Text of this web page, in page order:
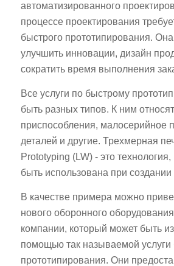
автоматизированного
процессе проектирования
быстрого прототипирования.
улучшить инновации, дизайн
сократить время выполнения
Все услуги по быстрому
быть разных типов. К ним
приспособления, малосерийное
деталей и другие. Трехмерная
Prototyping (LW) - это
быть использована при создании
В качестве примера можно
нового оборонного
компании, который может быть
помощью так называемой услуги
прототипирования. Они